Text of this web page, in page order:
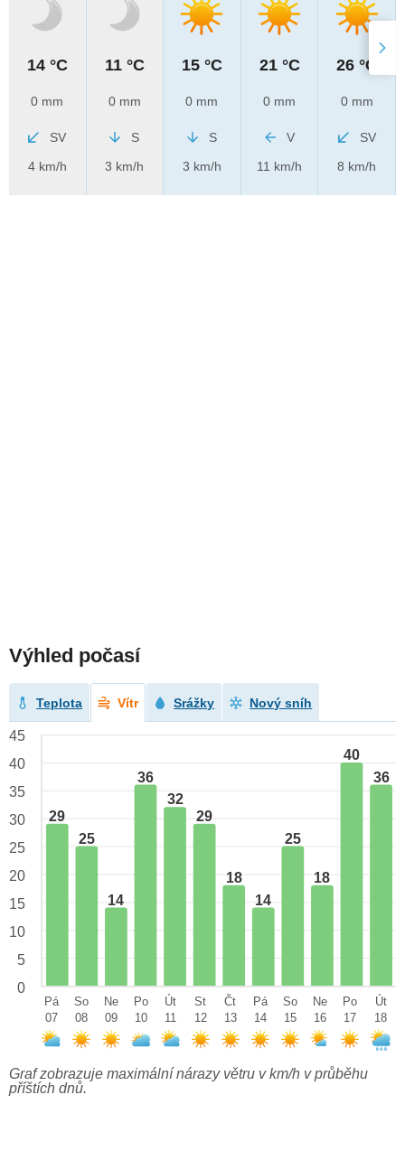
14 °C
0 mm
SV
4 km/h
11 °C
0 mm
S
3 km/h
15 °C
0 mm
S
3 km/h
21 °C
0 mm
V
11 km/h
26 °C
0 mm
SV
8 km/h
Výhled počasí
Teplota Vítr Srážky Nový sníh
29
25
14
36
32
29
18
14
25
18
40
36
45
40
35
30
25
20
15
10
5
0
Pá
07
So
08
Ne
09
Po
10
Út
11
St
12
Čt
13
Pá
14
So
15
Ne
16
Po
17
Út
18
Graf zobrazuje maximální nárazy větru v km/h v průběhu
příštích dnů.